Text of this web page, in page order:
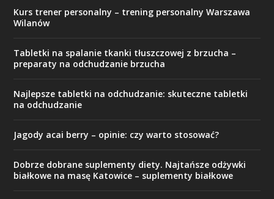
Kurs trener personalny – trening personalny Warszawa
Wilanów
Tabletki na spalanie tkanki tłuszczowej z brzucha –
preparaty na odchudzanie brzucha
Najlepsze tabletki na odchudzanie: skuteczne tabletki
na odchudzanie
Jagody acai berry – opinie: czy warto stosować?
Dobrze dobrane suplementy diety. Najtańsze odżywki
białkowe na masę Katowice – suplementy białkowe